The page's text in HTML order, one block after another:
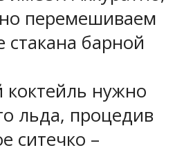
перемешиваем
барной
нужно
льда, процедив
ситечко –